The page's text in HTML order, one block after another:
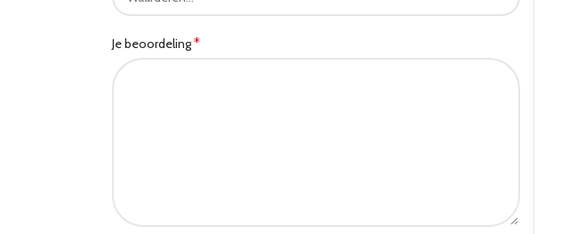
Je beoordeling*